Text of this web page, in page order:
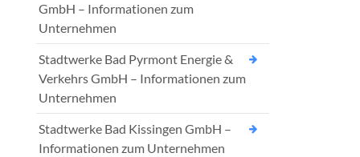
GmbH – Informationen zum
Unternehmen
Stadtwerke Bad Pyrmont Energie &
Verkehrs GmbH – Informationen zum
Unternehmen
Stadtwerke Bad Kissingen GmbH –
Informationen zum Unternehmen